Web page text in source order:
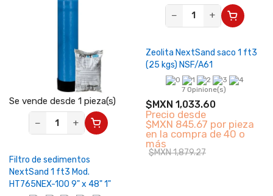
Se vende desde 1 pieza(s)
−
+
Filtro de sedimentos
NextSand 1 ft3 Mod.
HT765NEX-100 9" x 48" 1"
−
+
Zeolita NextSand saco 1 ft3
(25 kgs) NSF/A61
7 Opinione(s)
$MXN 1,033.60
Precio desde
$MXN 845.67 por pieza
en la compra de 40 o
más
$MXN 1,879.27